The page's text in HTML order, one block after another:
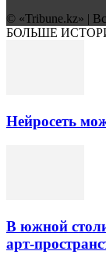
© «Tribune.kz» |
БОЛЬШЕ
Нейросеть
В южной
арт-